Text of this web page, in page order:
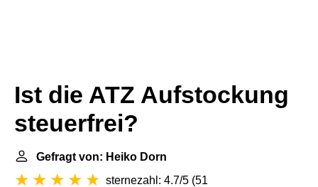
Ist die ATZ Aufstockung
steuerfrei?
Gefragt von: Heiko Dorn
sternezahl: 4.7/5 (51